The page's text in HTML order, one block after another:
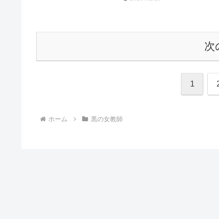
次
1
ホーム 黒の女教師